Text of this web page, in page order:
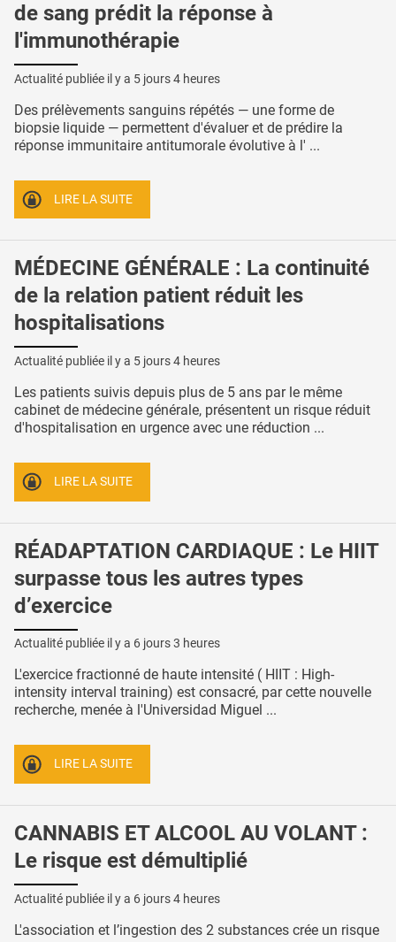
de sang prédit la réponse à
l'immunothérapie
Actualité publiée il y a 5 jours 4 heures
Des prélèvements sanguins répétés — une forme de
biopsie liquide — permettent d'évaluer et de prédire la
réponse immunitaire antitumorale évolutive à l' ...
LIRE LA SUITE
MÉDECINE GÉNÉRALE : La continuité
de la relation patient réduit les
hospitalisations
Actualité publiée il y a 5 jours 4 heures
Les patients suivis depuis plus de 5 ans par le même
cabinet de médecine générale, présentent un risque réduit
d'hospitalisation en urgence avec une réduction ...
LIRE LA SUITE
RÉADAPTATION CARDIAQUE : Le HIIT
surpasse tous les autres types
d’exercice
Actualité publiée il y a 6 jours 3 heures
L'exercice fractionné de haute intensité ( HIIT : High-
intensity interval training) est consacré, par cette nouvelle
recherche, menée à l'Universidad Miguel ...
LIRE LA SUITE
CANNABIS ET ALCOOL AU VOLANT :
Le risque est démultiplié
Actualité publiée il y a 6 jours 4 heures
L'association et l’ingestion des 2 substances crée un risque